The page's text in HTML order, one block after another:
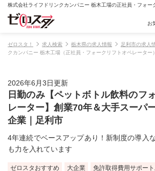
お
ゼロスタ！ 求人検索 栃木県の求人情報 足利市の求人
クカンパニー 栃木工場（正社員・フォークリフトオペレーター
2026年6月3日更新
日勤のみ【ペットボトル飲料のフ
レーター】創業70年＆大手スーパ
企業｜足利市
4年連続でベースアップあり！新制度の導入
も力を入れています
ゼロスタおすすめ 大企業
免許取得費用サポート